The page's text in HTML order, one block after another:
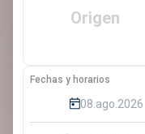
Origen
Fechas y horarios